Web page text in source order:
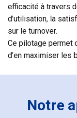
efficacité à travers
d’utilisation, la
sur le turnover.
Ce pilotage permet
d’en maximiser les
Notre